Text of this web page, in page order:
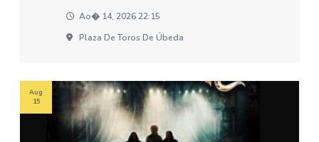
Ao� 14, 2026 22:15
Plaza De Toros De Úbeda
Aug
15